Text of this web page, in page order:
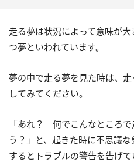
走る夢は状況によって意味が
つ夢といわれています。
夢の中で走る夢を見た時は、
してみてください。
「あれ？ 何でこんなところ
う？」と、起きた時に不思議
するとトラブルの警告を告げ